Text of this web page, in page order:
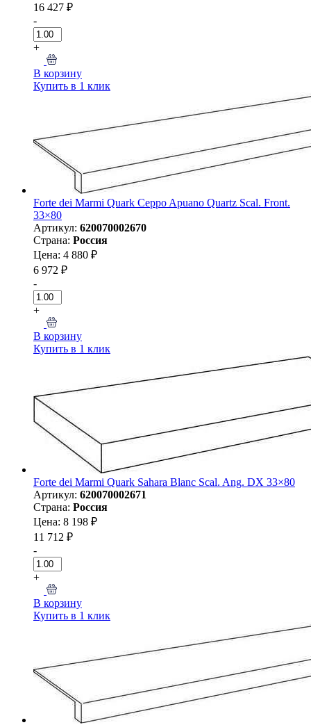
16 427 ₽
-
+
В корзину
Купить в 1 клик
Forte dei Marmi Quark Ceppo Apuano Quartz Scal. Front.
33×80
Артикул: 620070002670
Страна: Россия
Цена: 4 880 ₽
6 972 ₽
-
+
В корзину
Купить в 1 клик
Forte dei Marmi Quark Sahara Blanc Scal. Ang. DX 33×80
Артикул: 620070002671
Страна: Россия
Цена: 8 198 ₽
11 712 ₽
-
+
В корзину
Купить в 1 клик